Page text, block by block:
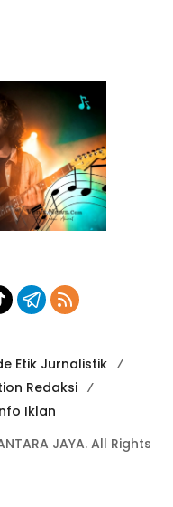
Etik Jurnalistik
Redaksi
Iklan
JAYA. All Rights